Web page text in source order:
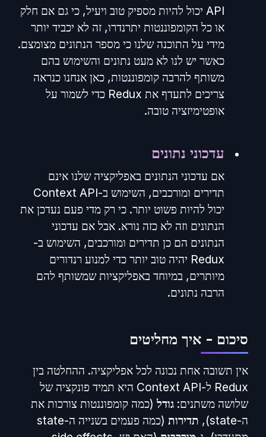
API יכול להיות מספיק טוב ויעיל, כי גם אם חלק
או כל הקומפוננטות יתרנדרו, זה לא יכביד יותר
מידי על התוכנה שלנו כי מספר הנתונים מצומצם.
כאשר יש לנו לא מעט נתונים והשימוש בהם
משותף להרבה קומפוננטות, כאן אנחנו כנראה
צריכים לתעדף את Redux כדי לשמור על
אופטימיזציה טובה.
עדכוני נתונים
אם עדכוני הנתונים באפליקציה שלנו אינם
תדירים ומורכבים, השימוש ב-Context API
יכול להיות פשוט יותר. כי רק מדי פעם נעדכן את
הנתונים וזה לא כזה נורא. אבל אם עדכוני
הנתונים הם כן תדירים ומורכבים, השימוש ב-
Redux יהיה טוב יותר כדי למנוע רנדורים
מיותרים, במיוחד באפליקציות שמשותף להם
הרבה נתונים.
סיכום - איך מחליטים
אין תשובה אחת נכונה לכל אפליקציה. ההחלטה בין
Redux ל-Context API היא תמיד פונקציה של
שלושה משתנים: גודל(כמה קומפוננטות צורכות את
ה-state),
תדירות
(כמה פעמים בשנייה ה-state